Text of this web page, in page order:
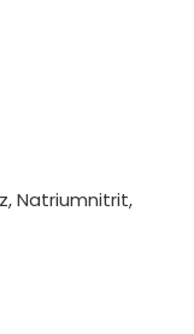
Natriumnitrit,